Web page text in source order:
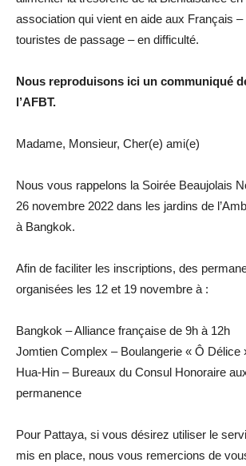
association qui vient en aide aux Français
touristes de passage – en difficulté.
Nous reproduisons ici un communiqué
l’AFBT.
Madame, Monsieur, Cher(e) ami(e)
Nous vous rappelons la Soirée Beaujolais
26 novembre 2022 dans les jardins de
à Bangkok.
Afin de faciliter les inscriptions, des
organisées les 12 et 19 novembre à :
Bangkok – Alliance française de 9h à 12h
Jomtien Complex – Boulangerie « Ô Délice
Hua-Hin – Bureaux du Consul Honoraire
permanence
Pour Pattaya, si vous désirez utiliser le
mis en place, nous vous remercions de